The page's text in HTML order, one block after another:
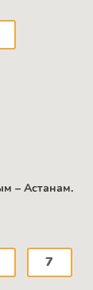
– Астанам.
7